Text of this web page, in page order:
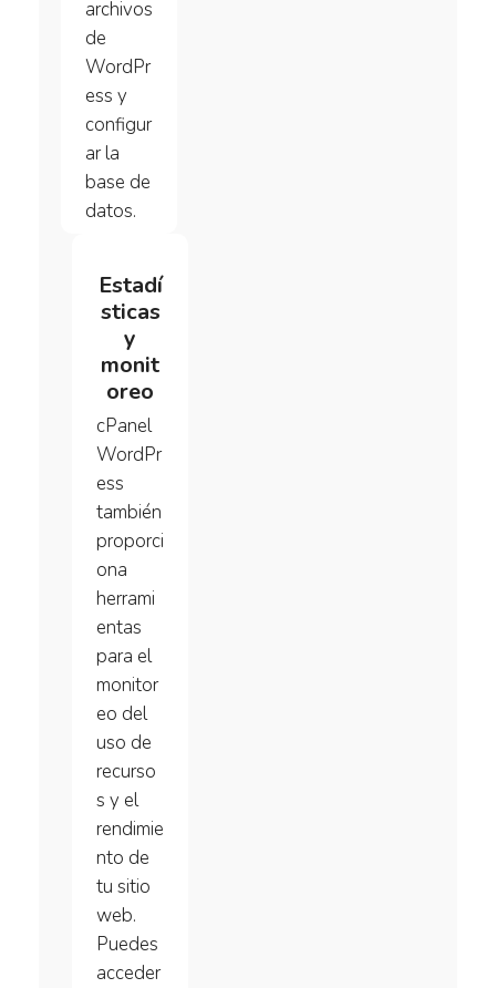
archivos
de
WordPr
ess y
configur
ar la
base de
datos.
Estadí
sticas
y
monit
oreo
cPanel
WordPr
ess
también
proporci
ona
herrami
entas
para el
monitor
eo del
uso de
recurso
s y el
rendimie
nto de
tu sitio
web.
Puedes
acceder